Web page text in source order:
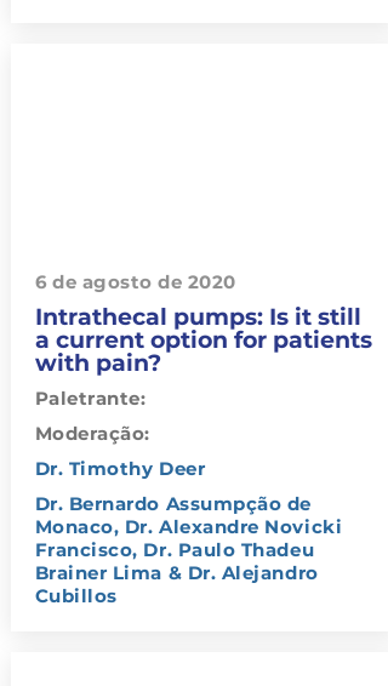
6 de agosto de 2020
Intrathecal pumps: Is it still
a current option for patients
with pain?
Paletrante:
Dr. Timothy Deer
Moderação:
Dr. Bernardo Assumpção de
Monaco, Dr. Alexandre Novicki
Francisco, Dr. Paulo Thadeu
Brainer Lima & Dr. Alejandro
Cubillos